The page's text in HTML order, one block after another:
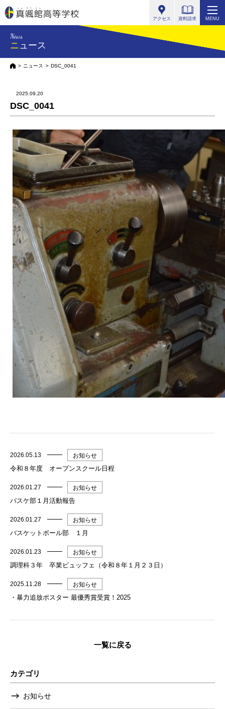
アクセス 資料請求 MENU
News
ニュース
HOMEニュース DSC_0041
2025.09.20
DSC_0041
2026.05.13 お知らせ
令和８年度 オープンスクール日程
2026.01.27 お知らせ
バスケ部１月活動報告
2026.01.27 お知らせ
バスケットボール部 １月
2026.01.23 お知らせ
調理科３年 卒業ビュッフェ（令和８年１月２３日）
2025.11.28 お知らせ
・暴力追放ポスター 最優秀賞受賞！2025
一覧に戻る
カテゴリ
お知らせ